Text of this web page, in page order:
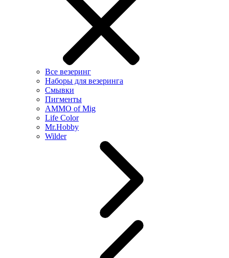
Все везеринг
Наборы для везеринга
Смывки
Пигменты
AMMO of Mig
Life Color
Mr.Hobby
Wilder